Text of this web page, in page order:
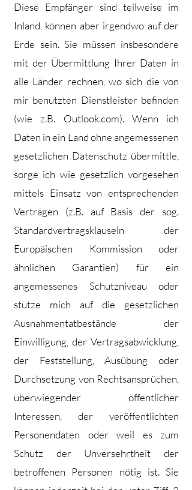
Diese Empfänger sind teilweise im
Inland, können aber irgendwo auf der
Erde sein. Sie müssen insbesondere
mit der Übermittlung Ihrer Daten in
alle Länder rechnen, wo sich die von
mir benutzten Dienstleister befinden
(wie z.B. Outlook.com). Wenn ich
Daten in ein Land ohne angemessenen
gesetzlichen Datenschutz übermittle,
sorge ich wie gesetzlich vorgesehen
mittels Einsatz von entsprechenden
Verträgen (z.B. auf Basis der sog.
Standardvertragsklauseln der
Europäischen Kommission oder
ähnlichen Garantien) für ein
angemessenes Schutzniveau oder
stütze mich auf die gesetzlichen
Ausnahmentatbestände der
Einwilligung, der Vertragsabwicklung,
der Feststellung, Ausübung oder
Durchsetzung von Rechtsansprüchen,
überwiegender öffentlicher
Interessen, der veröffentlichten
Personendaten oder weil es zum
Schutz der Unversehrtheit der
betroffenen Personen nötig ist. Sie